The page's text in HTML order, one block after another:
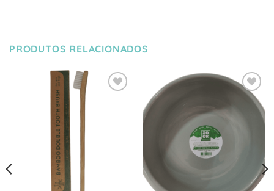
PRODUTOS RELACIONADOS
Adicionar
à Lista